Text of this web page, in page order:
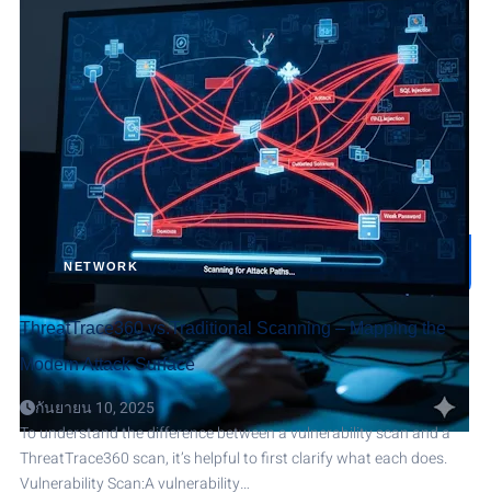
NETWORK
ThreatTrace360 vs.Traditional Scanning – Mapping the
Modern Attack Surface
กันยายน 10, 2025
To understand the difference between a vulnerability scan and a
ThreatTrace360 scan, it’s helpful to first clarify what each does.
Vulnerability Scan:A vulnerability…